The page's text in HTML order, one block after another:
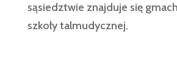
sąsiedztwie znajduje się
szkoły talmudycznej.